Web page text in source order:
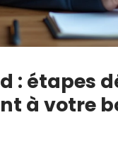
: étapes
à votre